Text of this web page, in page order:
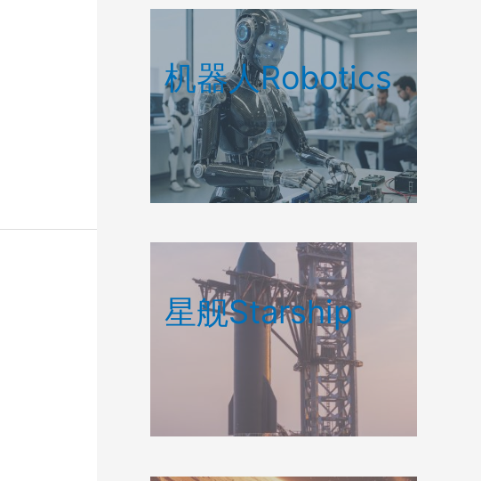
机器人Robotics
星舰Starship